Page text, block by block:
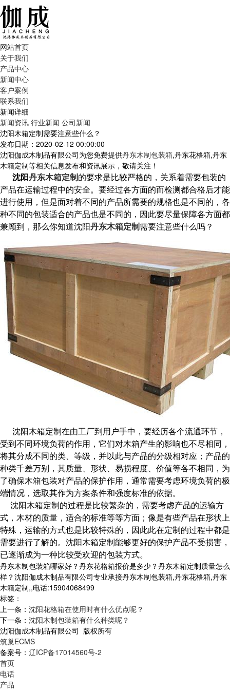
网站首页
关于我们
产品中心
新闻中心
客户案例
联系我们
新闻详细
新闻资讯 行业新闻 公司新闻
沈阳木箱定制需要注意些什么？
发布日期：2020-02-12 00:00:00
沈阳伽成木制品有限公司为您免费提供丹东木制包装箱,丹东花格箱,丹东
木箱定制等相关信息发布和资讯展示，敬请关注！
沈阳丹东木箱定制的要求是比较严格的，关系着需要包装的
产品在运输过程中的安全。要经过各方面的而检测都合格后才能
进行使用，但是面对着不同的产品所需要的规格也是不同的，各
种不同的包装适合的产品也是不同的，因此要尽量保障各方面都
兼顾到，那么你知道沈阳丹东木箱定制需要注意些什么吗？
沈阳木箱定制在由工厂到用户手中，要经历各个流通环节，
受到不同环境负荷的作用，它们对木箱产生的影响也不尽相同，
将其分成不同的类、等级，并以此与产品的分级相对应；产品的
种类千差万别，其质量、形状、易损程度、价值等各不相同，为
了确保木箱包装对产品的保护作用，通常需要考虑环境负荷的极
端情况，选取其作为方案条件和强度标准的依据。
沈阳木箱定制的过程是比较繁杂的，需要考虑产品的运输方
式，木材的质量，适合的标准等等方面；像是有些产品在形状上
特殊，运输的方式也是比较特殊的，因此此在定制的过程中都是
需要进行了解的。沈阳木箱定制能够更好的保护产品不受损害，
已逐渐成为一种比较受欢迎的包装方式。
丹东木制包装箱哪家好？丹东花格箱报价是多少？丹东木箱定制质量怎么
样？沈阳伽成木制品有限公司专业承接丹东木制包装箱,丹东花格箱,丹东
木箱定制,,电话:15904068499
标签：
上一条： 沈阳花格箱在使用时有什么优点呢？
下一条： 沈阳木制包装箱有什么种类呢？
沈阳伽成木制品有限公司 版权所有
筑巢ECMS
备案号： 辽ICP备17014560号-2
首页
电话
产品